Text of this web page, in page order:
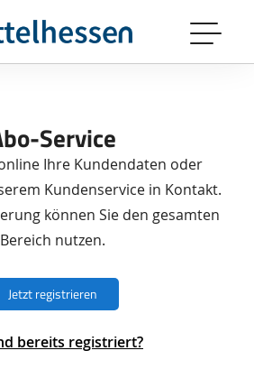
Navigation
Header
Inhalt
Footer
Service
Ihre Kundendaten oder
Kundenservice in Kontakt.
können Sie den gesamten
Bereich nutzen.
Jetzt registrieren
bereits registriert?